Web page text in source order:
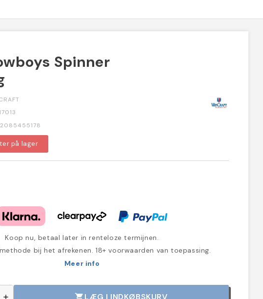
Spinner
på lager
Koop nu, betaal later in renteloze termijnen.
bij het afrekenen. 18+ voorwaarden van toepassing.
Meer info
add shopping_cart LÆG I INDKØBSKURV